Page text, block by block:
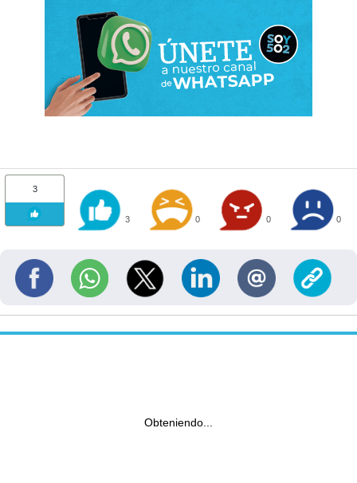
3
3 0 0 0
Obteniendo...